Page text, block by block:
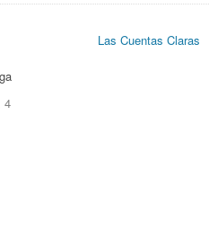
4
Las Cuentas Claras